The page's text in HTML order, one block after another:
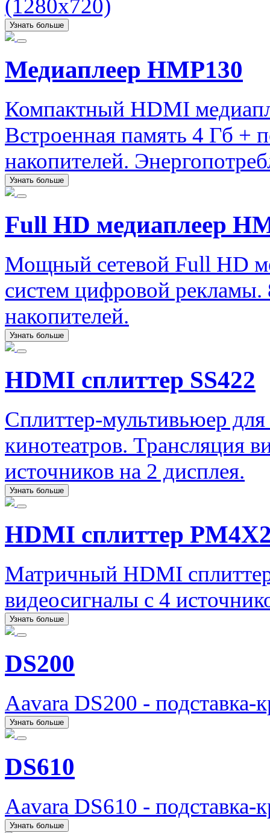
(1280x720)
Узнать больше
Медиаплеер HMP130
Компактный HDMI
Встроенная память 4 Гб +
накопителей.
Узнать больше
Full HD медиаплеер
Мощный сетевой Full HD
систем цифровой
накопителей.
Узнать больше
HDMI сплиттер SS422
Сплиттер-мультивьюер
кинотеатров. Трансляция
источников на 2 дисплея.
Узнать больше
HDMI сплиттер
Матричный HDMI
видеосигналы с 4
Узнать больше
DS200
Aavara DS200 -
Узнать больше
DS610
Aavara DS610 -
Узнать больше